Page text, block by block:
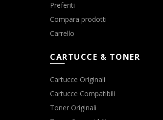
Preferiti
Compara prodotti
Carrello
CARTUCCE & TONER
Cartucce Originali
Cartucce Compatibili
Toner Originali